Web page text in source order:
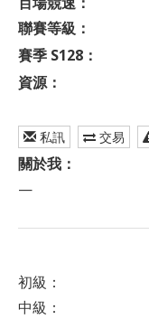
聯賽等級：
賽季 S128：
資源：
私訊 交易
關於我：
—
初級 ：
中級 ：